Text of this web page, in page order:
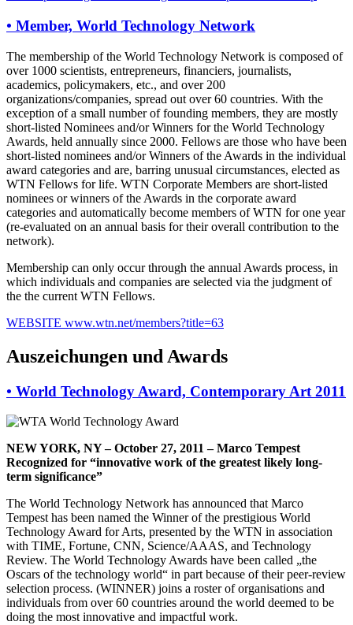
• Member, World Technology Network
The membership of the World Technology Network is composed of
over 1000 scientists, entrepreneurs, financiers, journalists,
academics, policymakers, etc., and over 200
organizations/companies, spread out over 60 countries. With the
exception of a small number of founding members, they are mostly
short-listed Nominees and/or Winners for the World Technology
Awards, held annually since 2000. Fellows are those who have been
short-listed nominees and/or Winners of the Awards in the individual
award categories and are, barring unusual circumstances, elected as
WTN Fellows for life. WTN Corporate Members are short-listed
nominees or winners of the Awards in the corporate award
categories and automatically become members of WTN for one year
(re-evaluated on an annual basis for their overall contribution to the
network).
Membership can only occur through the annual Awards process, in
which individuals and companies are selected via the judgment of
the the current WTN Fellows.
WEBSITE www.wtn.net/members?title=63
Auszeichungen und Awards
• World Technology Award, Contemporary Art 2011
NEW YORK, NY – October 27, 2011 – Marco Tempest
Recognized for “innovative work of the greatest likely long-
term significance”
The World Technology Network has announced that Marco
Tempest has been named the Winner of the prestigious World
Technology Award for Arts, presented by the WTN in association
with TIME, Fortune, CNN, Science/AAAS, and Technology
Review. The World Technology Awards have been called „the
Oscars of the technology world“ in part because of their peer-review
selection process. (WINNER) joins a roster of organisations and
individuals from over 60 countries around the world deemed to be
doing the most innovative and impactful work.